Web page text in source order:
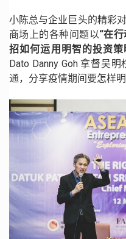
小陈总与企业巨头的精彩
商场上的各种问题以“在
招如何运用明智的投资策
Dato Danny Goh 拿督吴
通，分享疫情期间要怎样明